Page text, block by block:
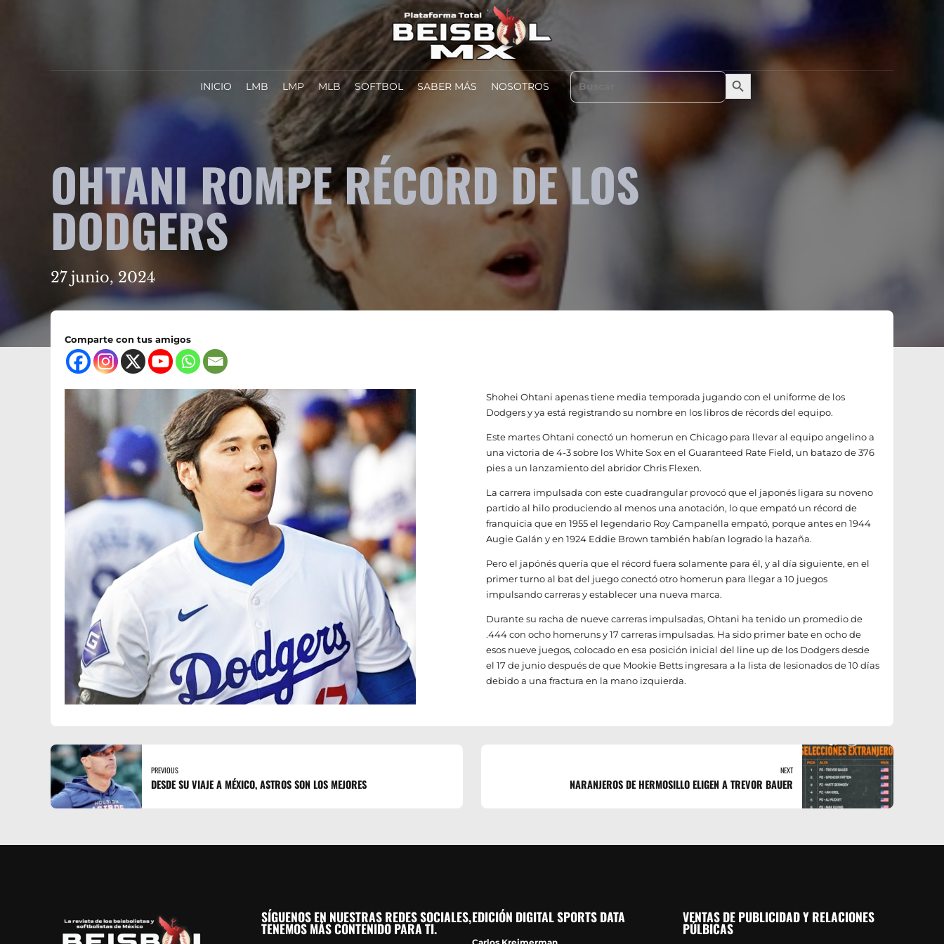
INICIO LMB LMP MLB SOFTBOL SABER MÁS NOSOTROS
Search Search Button
OHTANI ROMPE RÉCORD DE LOS
DODGERS
27 junio, 2024
Comparte con tus amigos
Shohei Ohtani apenas tiene media temporada jugando con el uniforme de los
Dodgers y ya está registrando su nombre en los libros de récords del equipo.
Este martes Ohtani conectó un homerun en Chicago para llevar al equipo angelino a
una victoria de 4-3 sobre los White Sox en el Guaranteed Rate Field, un batazo de 376
pies a un lanzamiento del abridor Chris Flexen.
La carrera impulsada con este cuadrangular provocó que el japonés ligara su noveno
partido al hilo produciendo al menos una anotación, lo que empató un récord de
franquicia que en 1955 el legendario Roy Campanella empató, porque antes en 1944
Augie Galán y en 1924 Eddie Brown también habían logrado la hazaña.
Pero el japónés quería que el récord fuera solamente para él, y al día siguiente, en el
primer turno al bat del juego conectó otro homerun para llegar a 10 juegos
impulsando carreras y establecer una nueva marca.
Durante su racha de nueve carreras impulsadas, Ohtani ha tenido un promedio de
.444 con ocho homeruns y 17 carreras impulsadas. Ha sido primer bate en ocho de
esos nueve juegos, colocado en esa posición inicial del line up de los Dodgers desde
el 17 de junio después de que Mookie Betts ingresara a la lista de lesionados de 10 días
debido a una fractura en la mano izquierda.
PREVIOUS
DESDE SU VIAJE A MÉXICO, ASTROS SON LOS MEJORES
NEXT
NARANJEROS DE HERMOSILLO ELIGEN A TREVOR BAUER
SÍGUENOS EN NUESTRAS REDES SOCIALES,
TENEMOS MÁS CONTENIDO PARA TI.
EDICIÓN DIGITAL SPORTS DATA VENTAS DE PUBLICIDAD Y RELACIONES
PÚLBICAS